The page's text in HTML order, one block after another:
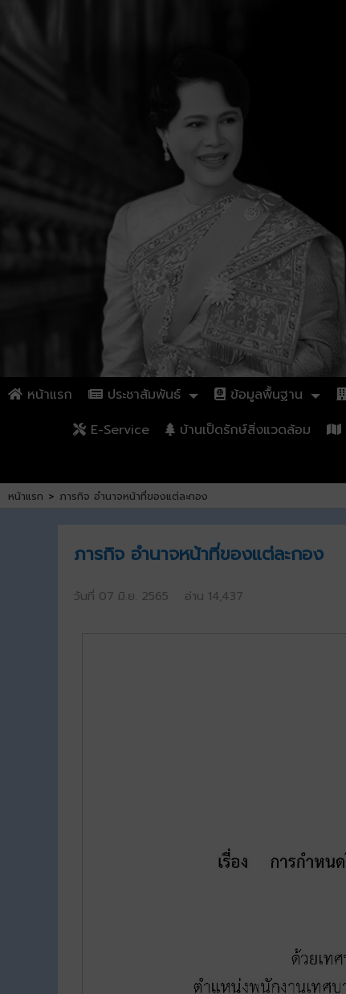
หน้าแรก ประชาสัมพันธ์ ข้อมูลพื้นฐาน
E-Service
บ้านเป็ดรักษ์สิ่งแวดล้อม
หน้าแรก > ภารกิจ อำนาจหน้าที่ของแต่ละกอง
ภารกิจ อำนาจหน้าที่ของแต่ละกอง
วันที่ 07 มิ.ย. 2565 อ่าน 14,437